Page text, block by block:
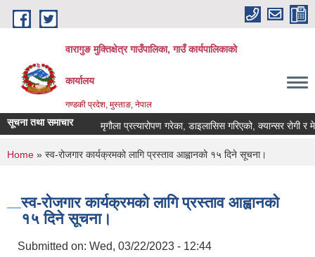
Skip to main content
वारागुङ मुक्तिक्षेत्र गाउँपालिका, गाउँ कार्यपालिकाको
कार्यालय
गण्डकी प्रदेश, मुस्ताङ, नेपाल
सूचना तथा समाचार मृगौला प्रत्यारोपण गरेका, डाइलासिस गरिएको, क्यान्सर रोगी र
You are here
Home » स्व-रोजगार कार्यक्रमको लागि प्रस्ताव आह्वानको १५ दिने सूचना।
स्व-रोजगार कार्यक्रमको लागि प्रस्ताव आह्वानको
१५ दिने सूचना।
Submitted on: Wed, 03/22/2023 - 12:44